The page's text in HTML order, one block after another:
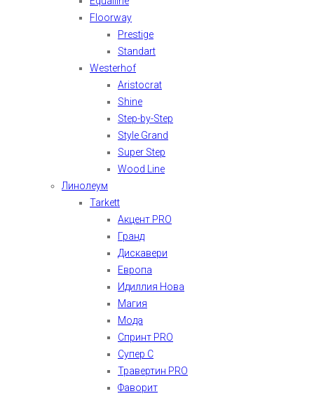
Floorway
Prestige
Standart
Westerhof
Aristocrat
Shine
Step-by-Step
Style Grand
Super Step
Wood Line
Линолеум
Tarkett
Акцент PRO
Гранд
Дискавери
Европа
Идиллия Нова
Магия
Мода
Спринт PRO
Супер С
Травертин PRO
Фаворит